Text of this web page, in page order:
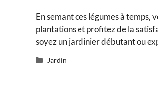
En semant ces légumes à temps,
plantations et profitez de la
soyez un jardinier débutant ou
Catégories
Jardin